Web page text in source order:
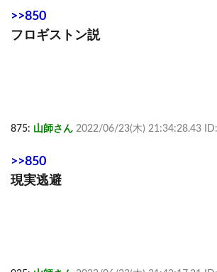
>>850
フロギストン説
875: 山師さん 2022/06/23(木) 21:34:28.43
>>850
現実逃避